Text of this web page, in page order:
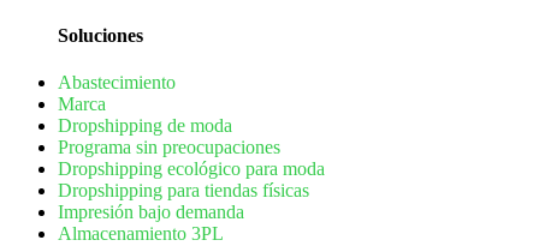
Soluciones
Abastecimiento
Marca
Dropshipping de moda
Programa sin preocupaciones
Dropshipping ecológico para moda
Dropshipping para tiendas físicas
Impresión bajo demanda
Almacenamiento 3PL